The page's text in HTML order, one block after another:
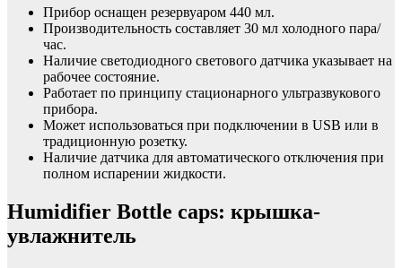
Прибор оснащен резервуаром 440 мл.
Производительность составляет 30 мл холодного пара/
час.
Наличие светодиодного светового датчика указывает на
рабочее состояние.
Работает по принципу стационарного ультразвукового
прибора.
Может использоваться при подключении в USB или в
традиционную розетку.
Наличие датчика для автоматического отключения при
полном испарении жидкости.
Humidifier Bottle caps: крышка-
увлажнитель